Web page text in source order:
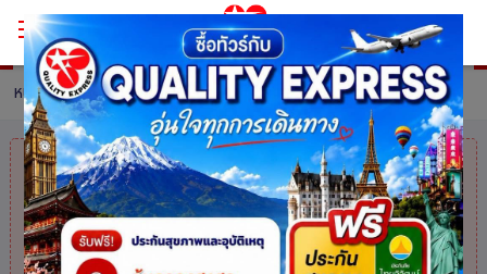
หน้าหลัก ทัวร์ Hong Kong รายละเอียดทัวร์
คุณมาช้าไปแล้ว สินค้าหมดแล้วค่ะแต่ไม่
ต้องห่วง! สอบถามสินค้าคล้ายกันได้ที่
โทร.025113000